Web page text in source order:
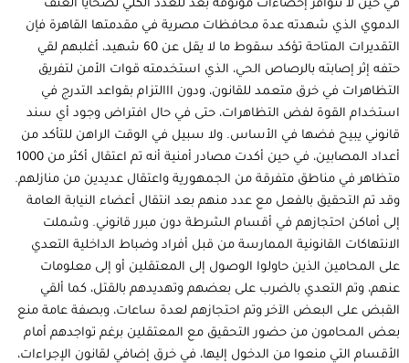
في حين لا تتوافر إحصاءات موثوقة بعد للعدد الكلي لضحايا العنف
الدموي الذي شهدته عدة محافظات مصرية في مقدمتها القاهرة فإن
التقديرات المتاحة تؤكد سقوط ما لا يقل عن 60 شهيد، أغلبهم لقي
حتفه إثر إصابته بالرصاص الحي، الذي استخدمته قوات الأمن لتفريق
التظاهرات في خرق متعمد للقانون، ودون ااالتزام بقواعد التدرج في
استخدام القوة لفض التظاهرات، حتى في حال افتراض وجود أي سند
قانوني يبيح فضها في الأساس. ولا سبيل في الوقت الراهن للتأكد من
أعداد المصابين، في حين أكدت مصادر أمنية أنه تم اعتقال أكثر من 1000
متظاهر في مناطق متفرقة من الجمهورية واعتقال عديدين من منازلهم.
وقد تم التحقيق بالفعل مع عدد منهم بعد انتقال أعضاء النيابة العامة
إلى أماكن احتجازهم في أقسام الشرطة دون مبرر قانوني. وشملت
الانتهاكات القانونية الممارسة من قبل أفراد وضباط الداخلية التعدي
على المحامين الذين حاولوا الوصول إلى المعتقلين أو إلى معلومات
عنهم، وتم التعدي بالضرب على بعضهم وتهديدهم بالقتل، كما ألقي
القبض على البعض الآخر وتم احتجازهم لعدة ساعات، وبصفة عامة منع
بعض المحامون من حضور التحقيق مع المعتقلين برغم تواجدهم أمام
الأقسام التي منعوا من الدخول إليها، في خرق إضافي لقانون الإجراءات،